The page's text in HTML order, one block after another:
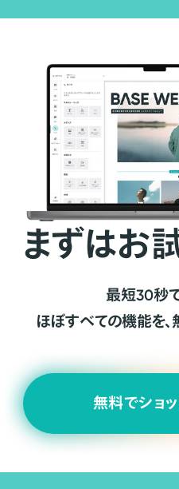
まずはお
最短30秒
ほぼすべての機能を、
無料でショ